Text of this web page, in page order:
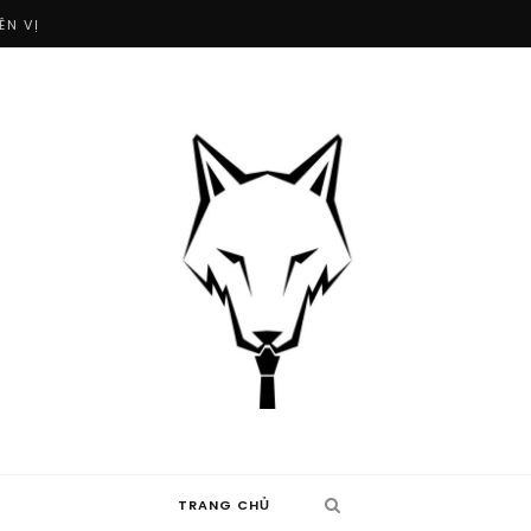
VỊ
TRANG CHỦ